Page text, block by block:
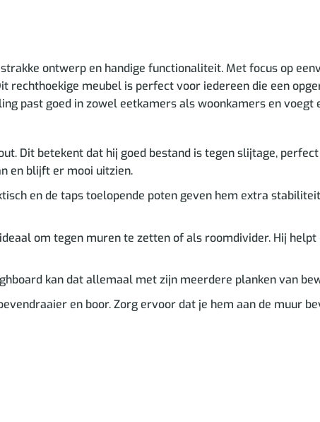
ontwerp en handige functionaliteit. Met focus op
rechthoekige meubel is perfect voor iedereen die een
past goed in zowel eetkamers als woonkamers en voegt
Dit betekent dat hij goed bestand is tegen slijtage,
en blijft er mooi uitzien.
en de taps toelopende poten geven hem extra
om tegen muren te zetten of als roomdivider. Hij
kan dat allemaal met zijn meerdere planken van
en boor. Zorg ervoor dat je hem aan de muur